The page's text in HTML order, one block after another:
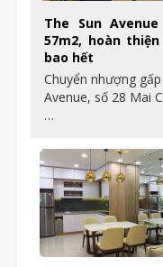
The Sun
57m2, hoàn
bao hết
Chuyển nhượng
Avenue, số 28 Mai
…